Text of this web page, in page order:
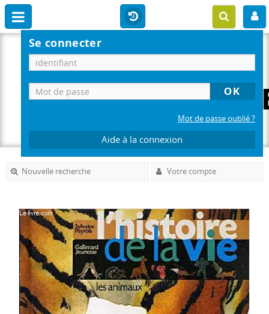
Se connecter
Mot de passe oublié ?
Aide à la connexion
Nouvelle recherche Votre compte